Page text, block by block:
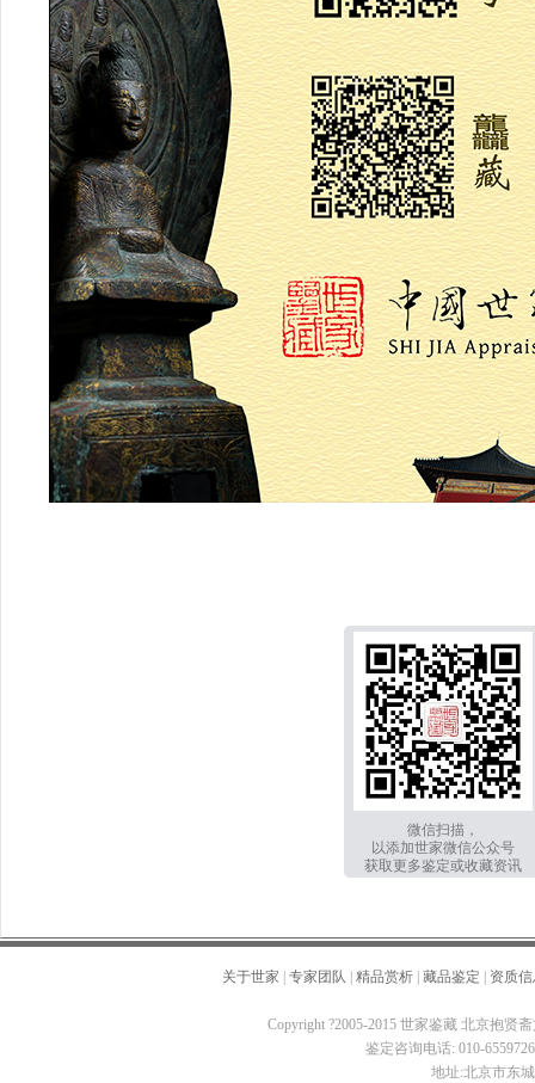
微信扫描，
以添加世家微信公众号
获取更多鉴定或收藏资讯
关于世家 专家团队 精品赏析 藏品鉴定 资质
Copyright ?2005-2015 世家鉴藏 北京抱贤
鉴定咨询电话: 010-
地址:北京市东